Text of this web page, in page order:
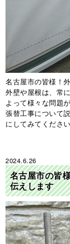
名古屋市の皆様！
外壁や屋根は、常
よって様々な問題
張替工事について
にしてみてくださ
2024.6.26
名古屋市の皆
伝えします